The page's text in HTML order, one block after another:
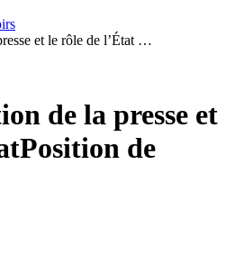
et le rôle de l’État …
de la presse et
Position de